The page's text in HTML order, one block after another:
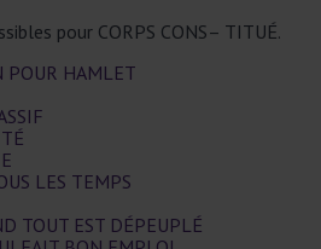
pour CORPS CONS– TITUÉ.
POUR HAMLET
LES TEMPS
TOUT EST DÉPEUPLÉ